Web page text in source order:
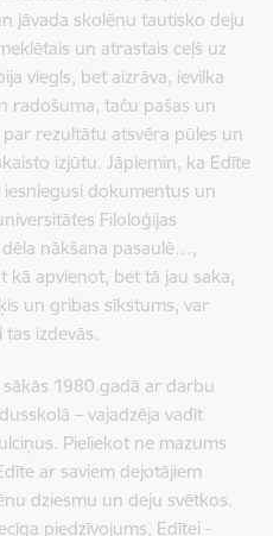
jāvada skolēnu tautisko deju
un atrastais ceļš uz
viegls, bet aizrāva, ievilka
radošuma, taču pašas un
rezultātu atsvēra pūles un
izjūtu. Jāpiemin, ka Edīte
dokumentus un
Filoloģijas
nākšana pasaulē…,
kā apvienot, bet tā jau saka,
un gribas sīkstums, var
izdevās.
1980.gadā ar darbu
– vajadzēja vadīt
Pieliekot ne mazums
ar saviem dejotājiem
dziesmu un deju svētkos.
piedzīvojums, Edītei -